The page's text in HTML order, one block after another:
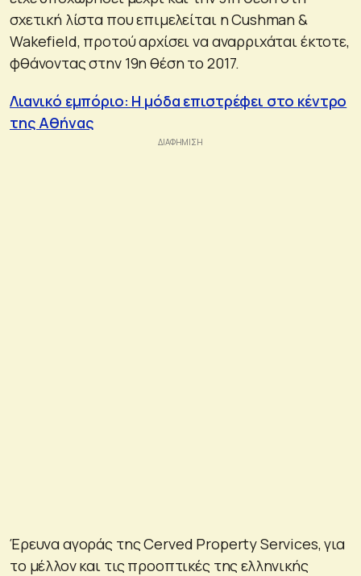
σχετική λίστα που επιμελείται η Cushman &
Wakefield, προτού αρχίσει να αναρριχάται έκτοτε,
φθάνοντας στην 19η θέση το 2017.
Λιανικό εμπόριο: Η μόδα επιστρέφει στο κέντρο
της Αθήνας
Έρευνα αγοράς της Cerved Property Services, για
το μέλλον και τις προοπτικές της ελληνικής